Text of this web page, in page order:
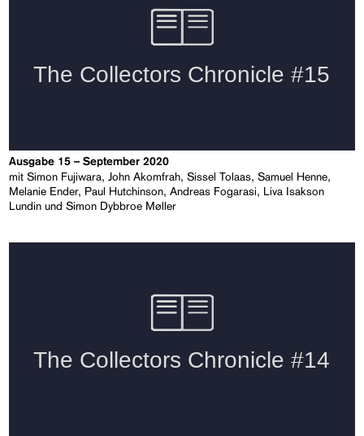
Ausgabe 15 – September 2020
mit Simon Fujiwara, John Akomfrah, Sissel Tolaas, Samuel Henne,
Melanie Ender, Paul Hutchinson, Andreas Fogarasi, Liva Isakson
Lundin und Simon Dybbroe Møller